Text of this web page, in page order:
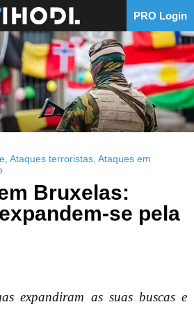
PRO Login
Ataques terroristas Ataques em
Bruxelas:
se pela
expandiram as suas buscas e